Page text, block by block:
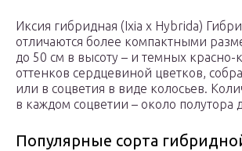
Иксия гибридная (Ixia x Hybrida)
отличаются более компактными
до 50 см в высоту – и темных
оттенков сердцевиной цветков,
или в соцветия в виде колосьев.
в каждом соцветии – около полутора
Популярные сорта